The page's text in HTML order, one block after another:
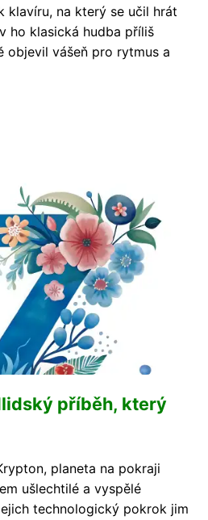
klavíru, na který se učil hrát
ho klasická hudba příliš
objevil vášeň pro rytmus a
příběh, který
planeta na pokraji
ušlechtilé a vyspělé
technologický pokrok jim